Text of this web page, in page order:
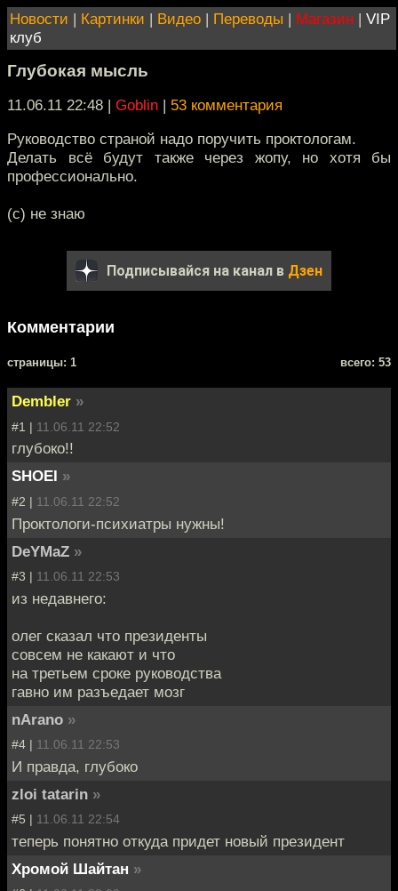
Новости | Картинки | Видео | Переводы | Магазин | VIP
клуб
Глубокая мысль
11.06.11 22:48 | Goblin | 53 комментария
Руководство страной надо поручить проктологам.
Делать всё будут также через жопу, но хотя бы
профессионально.
(с) не знаю
Подписывайся на канал в Дзен
Комментарии
cтраницы: 1 всего: 53
Dembler »
#1 | 11.06.11 22:52
глубоко!!
SHOEI »
#2 | 11.06.11 22:52
Проктологи-психиатры нужны!
DeYMaZ »
#3 | 11.06.11 22:53
из недавнего:
олег сказал что президенты
совсем не какают и что
на третьем сроке руководства
гавно им разъедает мозг
nArano »
#4 | 11.06.11 22:53
И правда, глубоко
zloi tatarin »
#5 | 11.06.11 22:54
теперь понятно откуда придет новый президент
Хромой Шайтан »